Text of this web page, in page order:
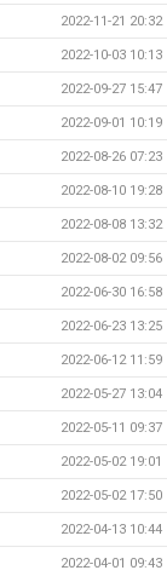
2022-11-21 20:32
2022-10-03 10:13
2022-09-27 15:47
2022-09-01 10:19
2022-08-26 07:23
2022-08-10 19:28
2022-08-08 13:32
2022-08-02 09:56
2022-06-30 16:58
2022-06-23 13:25
2022-06-12 11:59
2022-05-27 13:04
2022-05-11 09:37
2022-05-02 19:01
2022-05-02 17:50
2022-04-13 10:44
2022-04-01 09:43